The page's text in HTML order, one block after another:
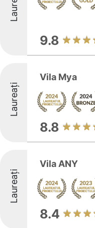
9.8
Laureați
Vila Mya
8.8
Laureați
Vila ANY
8.4